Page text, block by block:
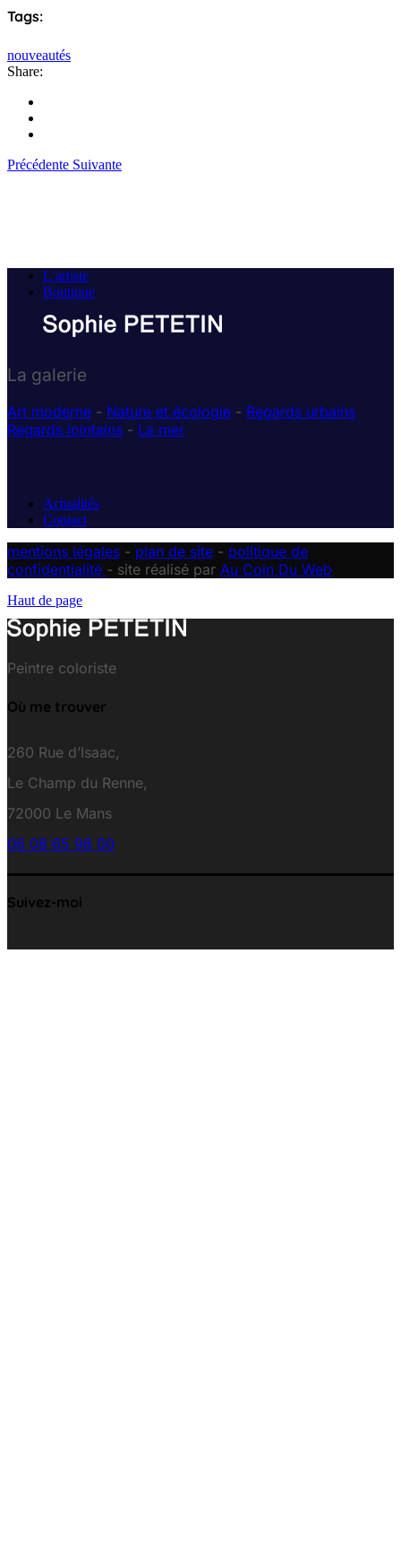
Tags:
nouveautés
Share:
Précédente Suivante
L’artiste
Boutique
La galerie
Art moderne - Nature et écologie - Regards urbains
Regards lointains - La mer
Actualités
Contact
mentions légales - plan de site - politique de
confidentialité - site réalisé par Au Coin Du Web
Haut de page
Peintre coloriste
Où me trouver
260 Rue d’Isaac,
Le Champ du Renne,
72000 Le Mans
06 08 65 98 00
Suivez-moi